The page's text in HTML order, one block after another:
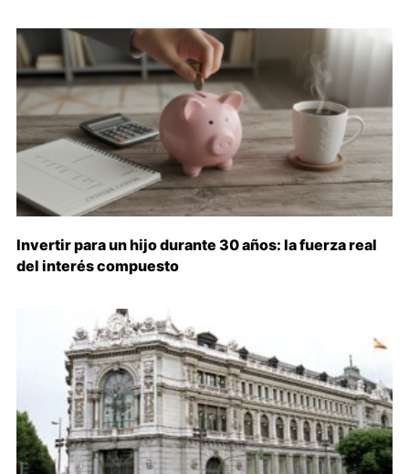
Invertir para un hijo durante 30 años: la fuerza real
del interés compuesto